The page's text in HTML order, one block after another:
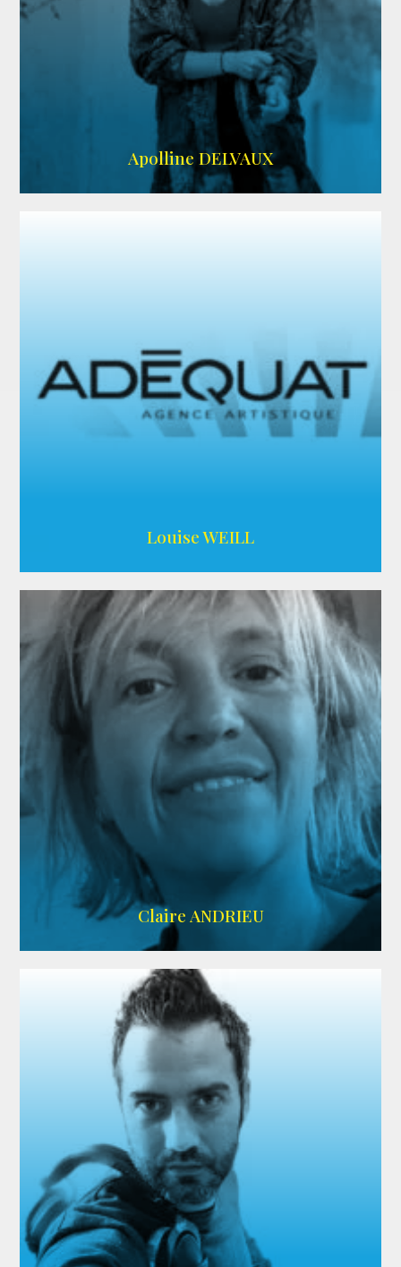
Apolline DELVAUX
Louise WEILL
AGENCE ADÉQUAT
Claire ANDRIEU